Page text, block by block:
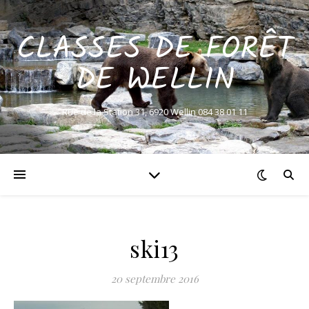
CLASSES DE FORÊT
DE WELLIN
Rue de la Station 31, 6920 Wellin 084 38 01 11
ski13
20 septembre 2016